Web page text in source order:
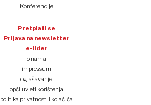
Konferencije
Pretplati se
Prijava na newsletter
e-lider
o nama
impressum
oglašavanje
opći uvjeti korištenja
politika privatnosti i kolačića